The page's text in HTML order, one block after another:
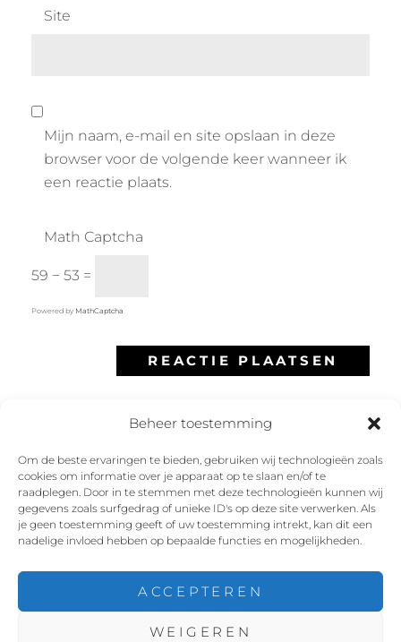
Beheer toestemming
Om de beste ervaringen te bieden, gebruiken wij technologieën zoals
cookies om informatie over je apparaat op te slaan en/of te
raadplegen. Door in te stemmen met deze technologieën kunnen wij
gegevens zoals surfgedrag of unieke ID's op deze site verwerken. Als
je geen toestemming geeft of uw toestemming intrekt, kan dit een
nadelige invloed hebben op bepaalde functies en mogelijkheden.
ACCEPTEREN
WEIGEREN
Site
Mijn naam, e-mail en site opslaan in deze
browser voor de volgende keer wanneer ik
een reactie plaats.
Math Captcha
59 − 53 =
Powered by MathCaptcha
Facebook
Instagram
Twitter
YouTube
COPYRIGHT © 2026ROX THE ROXETTE TRIBUTE